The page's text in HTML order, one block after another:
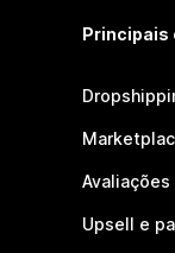
Principais
Upsell e